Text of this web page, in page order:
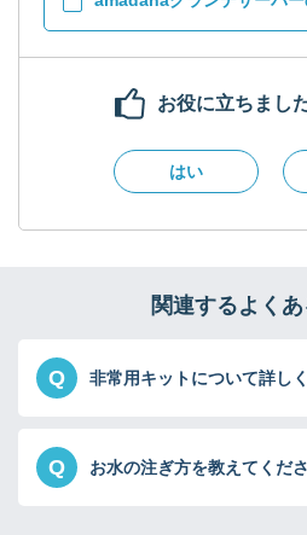
お役に立ちまし
はい
関連するよく
Q 非常用キットについて詳し
Q お水の注ぎ方を教えてくだ